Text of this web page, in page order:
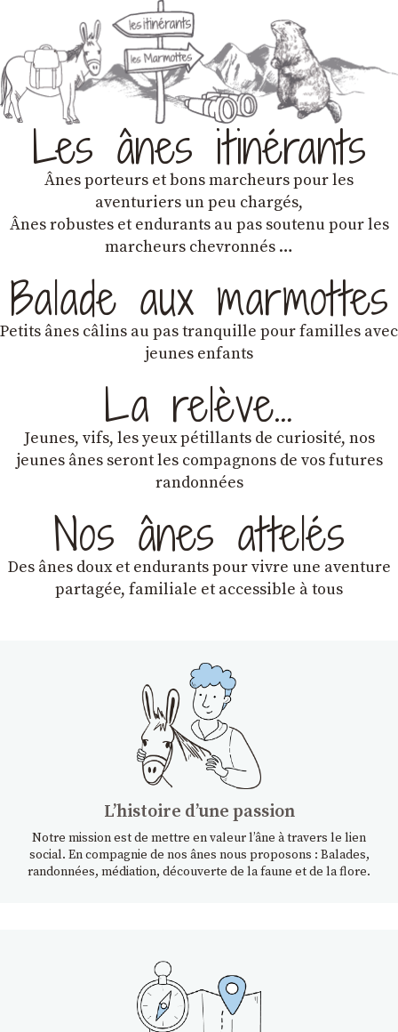
Les ânes itinérants
Ânes porteurs et bons marcheurs pour les
aventuriers un peu chargés,
Ânes robustes et endurants au pas soutenu pour les
marcheurs chevronnés …
Balade aux marmottes
Petits ânes câlins au pas tranquille pour familles avec
jeunes enfants
La relève…
Jeunes, vifs, les yeux pétillants de curiosité, nos
jeunes ânes seront les compagnons de vos futures
randonnées
Nos ânes attelés
Des ânes doux et endurantspour vivre une aventure
partagée, familiale et accessible à tous
Lʼhistoire dʼune passion
Notre mission est de mettre en valeur l’âne à travers le lien
social. En compagnie de nos ânes nous proposons : Balades,
randonnées, médiation, découverte de la faune et de la flore.